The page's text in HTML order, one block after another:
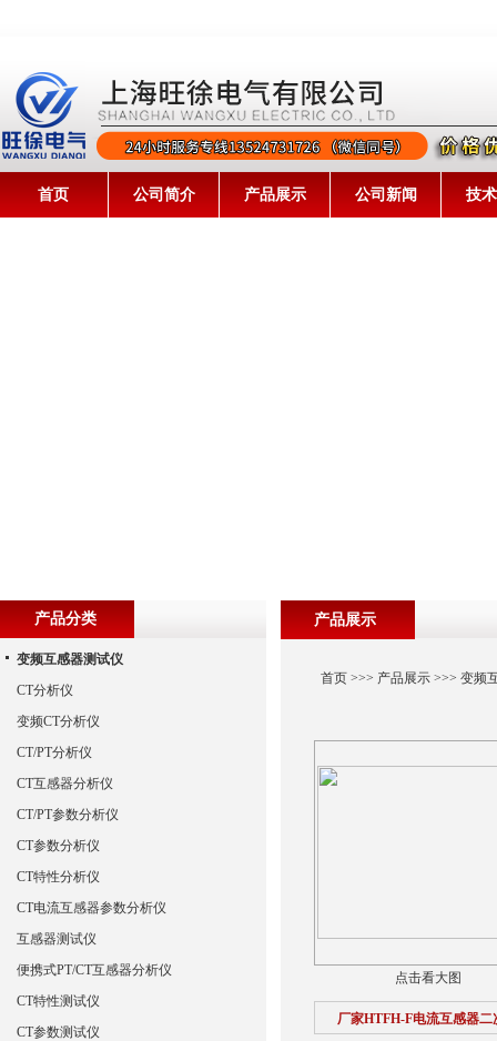
首页 公司简介 产品展示 公司新闻 技
产品展示
首页>>> 产品展示>>> 变频
点击看大图
厂家HTFH-F电流互感器二
产品分类
变频互感器测试仪
CT分析仪
变频CT分析仪
CT/PT分析仪
CT互感器分析仪
CT/PT参数分析仪
CT参数分析仪
CT特性分析仪
CT电流互感器参数分析仪
互感器测试仪
便携式PT/CT互感器分析仪
CT特性测试仪
CT参数测试仪